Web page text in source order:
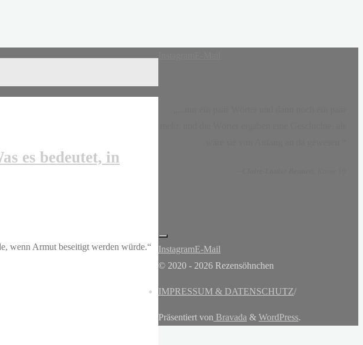
es bedeutet, in
wenn Armut beseitigt werden würde.“
InstagramE-Mail
© 2020 - 2026 Rezensöhnchen
IMPRESSUM & DATENSCHUTZ/
Präsentiert von Bravada & WordPress.